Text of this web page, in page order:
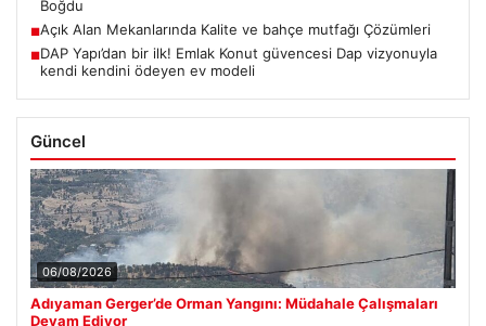
Boğdu
■Açık Alan Mekanlarında Kalite ve bahçe mutfağı Çözümleri
■DAP Yapı’dan bir ilk! Emlak Konut güvencesi Dap vizyonuyla
kendi kendini ödeyen ev modeli
Güncel
06/08/2026
Adıyaman Gerger’de Orman Yangını: Müdahale Çalışmaları
Devam Ediyor